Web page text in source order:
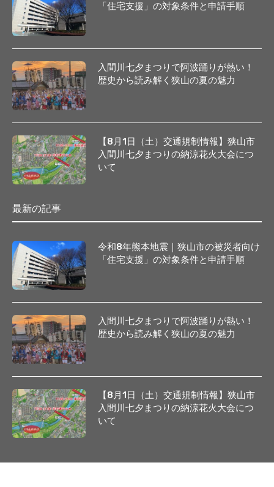
「住宅支援」の対象条件と申請手順
入間川七夕まつりで阿波踊りが熱い！
歴史から読み解く狭山の夏の魅力
【8月1日（土）交通規制情報】狭山市
入間川七夕まつりの納涼花火大会につ
いて
最新の記事
令和8年熊本地震｜狭山市の被災者向け
「住宅支援」の対象条件と申請手順
入間川七夕まつりで阿波踊りが熱い！
歴史から読み解く狭山の夏の魅力
【8月1日（土）交通規制情報】狭山市
入間川七夕まつりの納涼花火大会につ
いて